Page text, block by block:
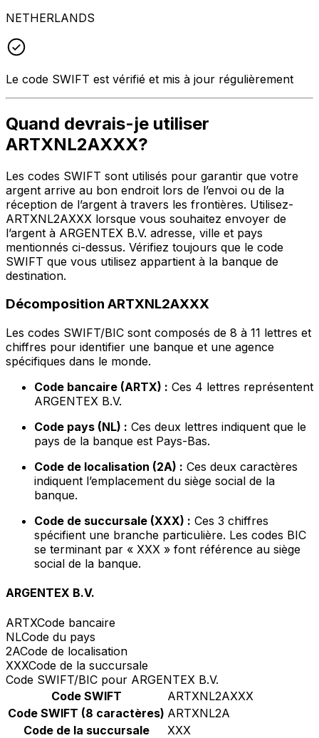
NETHERLANDS
Le code SWIFT est vérifié et mis à jour régulièrement
Quand devrais-je utiliser
ARTXNL2AXXX?
Les codes SWIFT sont utilisés pour garantir que votre
argent arrive au bon endroit lors de l’envoi ou de la
réception de l’argent à travers les frontières. Utilisez-
ARTXNL2AXXX lorsque vous souhaitez envoyer de
l’argent à ARGENTEX B.V. adresse, ville et pays
mentionnés ci-dessus. Vérifiez toujours que le code
SWIFT que vous utilisez appartient à la banque de
destination.
Décomposition ARTXNL2AXXX
Les codes SWIFT/BIC sont composés de 8 à 11 lettres et
chiffres pour identifier une banque et une agence
spécifiques dans le monde.
Code bancaire (ARTX) : Ces 4 lettres représentent
ARGENTEX B.V.
Code pays (NL) : Ces deux lettres indiquent que le
pays de la banque est Pays-Bas.
Code de localisation (2A) : Ces deux caractères
indiquent l’emplacement du siège social de la
banque.
Code de succursale (XXX) : Ces 3 chiffres
spécifient une branche particulière. Les codes BIC
se terminant par « XXX » font référence au siège
social de la banque.
ARGENTEX B.V.
ARTXCode bancaire
NLCode du pays
2ACode de localisation
XXXCode de la succursale
Code SWIFT/BIC pour ARGENTEX B.V.
Code SWIFT
ARTXNL2AXXX
Code SWIFT (8 caractères) ARTXNL2A
Code de la succursale
XXX